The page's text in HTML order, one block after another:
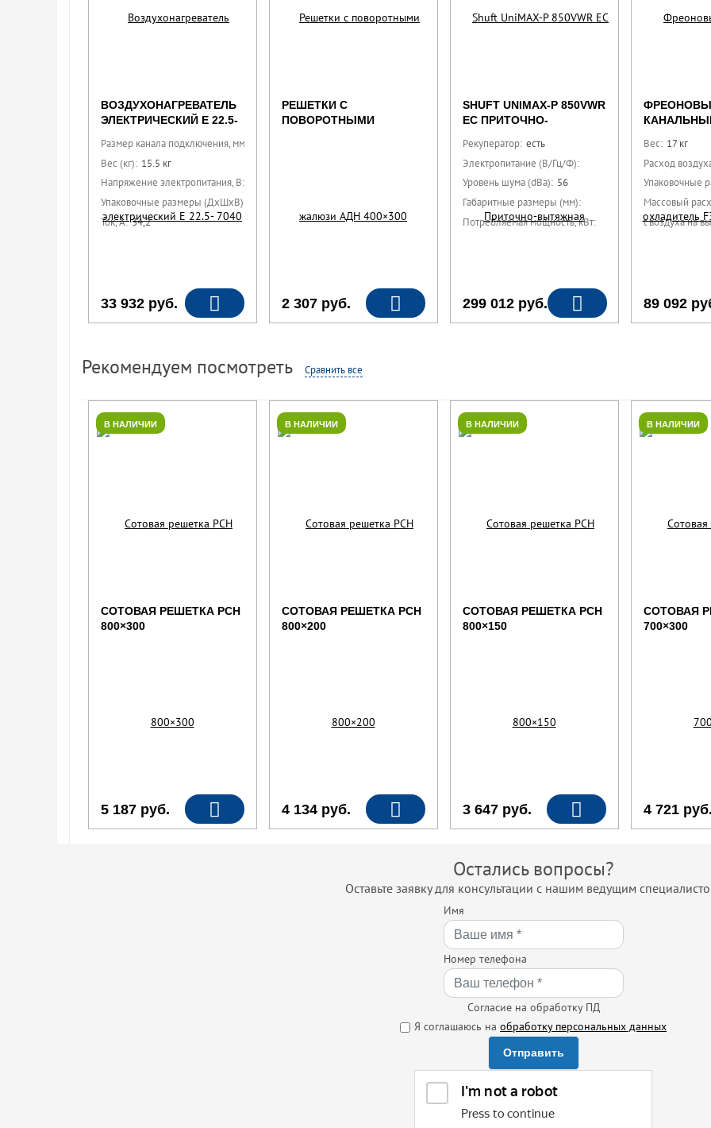
ВОЗДУХОНАГРЕВАТЕЛЬ
ЭЛЕКТРИЧЕСКИЙ E 22.5-
Размер канала подключения, мм:
Вес (кг): 15.5 кг
Напряжение электропитания, В:
Упаковочные размеры (ДхШхВ):
Ток, A: 34,2
33 932 руб.
РЕШЕТКИ С
ПОВОРОТНЫМИ
2 307 руб.
SHUFT UNIMAX-P 850VWR
EC ПРИТОЧНО-
Рекуператор: есть
Электропитание (В/Гц/Ф):
Уровень шума (dBa): 56
Габаритные размеры (мм):
670x1000x980
Потребляемая мощность, кВт:
299 012 руб.
(ЛЕВЫЙ)
Вес: 17 кг
Расход
Упаковочные
Массовый
t воздуха на
89 092
Рекомендуем посмотреть Сравнить все
В НАЛИЧИИ
СОТОВАЯ РЕШЕТКА РСН
800×300
5 187 руб.
В НАЛИЧИИ
СОТОВАЯ РЕШЕТКА РСН
800×200
4 134 руб.
В НАЛИЧИИ
СОТОВАЯ РЕШЕТКА РСН
800×150
3 647 руб.
В НАЛИЧИИ
СОТОВАЯ
700×300
4 721 руб.
Остались вопросы?
Оставьте заявку для консультации с нашим ведущим
Имя
Номер телефона
Согласие на обработку ПД
Я соглашаюсь на обработку персональных данных
Отправить